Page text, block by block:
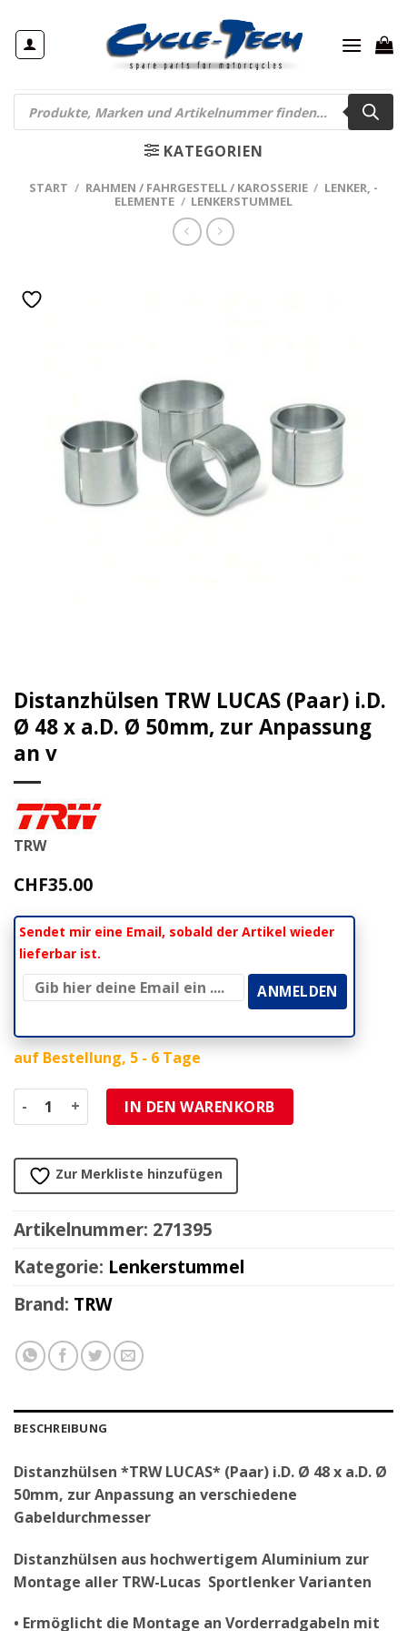
Inhalt
springen
Products
search
KATEGORIEN
START / RAHMEN / FAHRGESTELL / KAROSSERIE / LENKER, -
ELEMENTE / LENKERSTUMMEL
Distanzhülsen TRW LUCAS (Paar) i.D.
Ø 48 x a.D. Ø 50mm, zur Anpassung
an v
TRW
CHF35.00
Sendet mir eine Email, sobald der Artikel wieder
lieferbar ist.
auf Bestellung, 5 - 6 Tage
Distanzhülsen TRW LUCAS (Paar) i.D. Ø 48 x a.D. Ø 50mm,
IN DEN WARENKORB
Zur Merkliste hinzufügen
Artikelnummer: 271395
Kategorie: Lenkerstummel
Brand: TRW
BESCHREIBUNG
Distanzhülsen *TRW LUCAS* (Paar) i.D. Ø 48 x a.D. Ø
50mm, zur Anpassung an verschiedene
Gabeldurchmesser
Distanzhülsen aus hochwertigem Aluminium zur
Montage aller TRW-Lucas Sportlenker Varianten
• Ermöglicht die Montage an Vorderradgabeln mit